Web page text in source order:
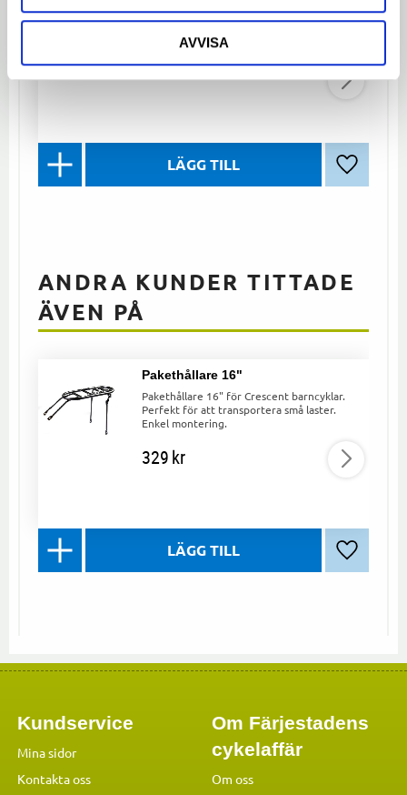
AVVISA
Barncykelkorg i plast med blå val-motiv
139kr
Lägg till
ANDRA KUNDER TITTADE
ÄVEN PÅ
Pakethållare 16"
Pakethållare 16" för Crescent barncyklar.
Perfekt för att transportera små laster.
Enkel montering.
329kr
Lägg till
Kundservice
Mina sidor
Kontakta oss
Om Färjestadens
cykelaffär
Om oss